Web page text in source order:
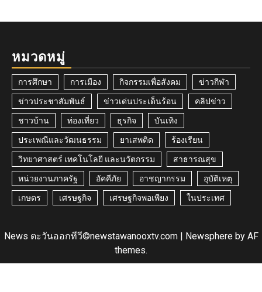
หมวดหมู่
การศึกษา การเมือง กิจกรรมเพื่อสังคม ข่าวกีฬา
ข่าวประชาสัมพันธ์ ข่าวเด่นประเด็นร้อน คลิปข่าว
ชาวบ้าน ท่องเที่ยว ธุรกิจ บันเทิง
ประเพณีและวัฒนธรรม ยาเสพติด ร้องเรียน
วิทยาศาสตร์ เทคโนโลยี และนวัตกรรม สาธารณสุข
หน่วยงานภาครัฐ อัคคีภัย อาชญากรรม อุบัติเหตุ
เกษตร เศรษฐกิจ เศรษฐกิจพอเพียง ในประเทศ
News ตะวันออกทีวี©newstawanooxtv.com | Newsphereby AF
themes.